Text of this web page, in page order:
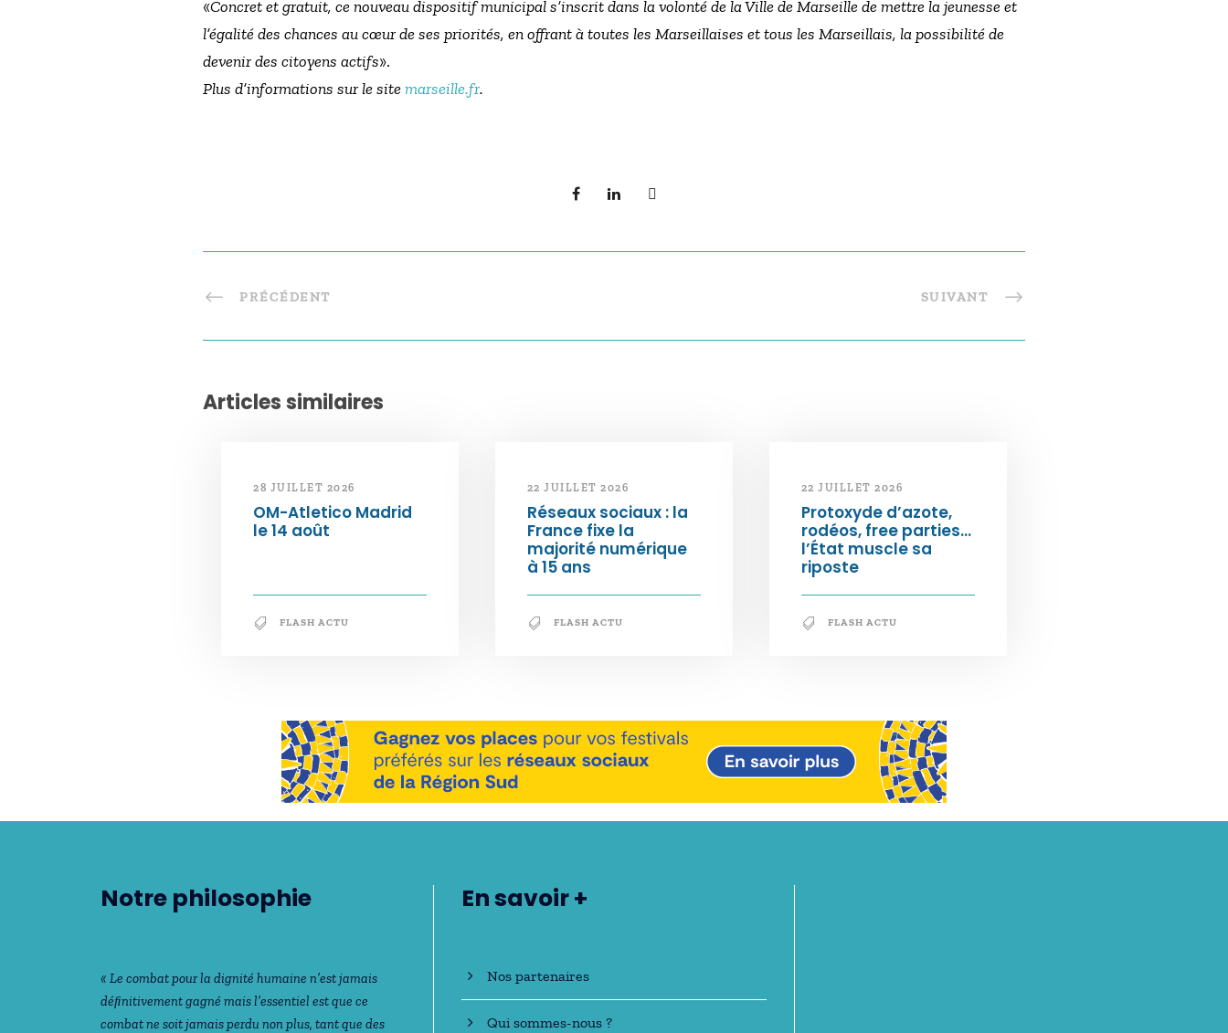
«Concret et gratuit, ce nouveau dispositif municipal s’inscrit dans la volonté de la Ville de Marseille de mettre la jeunesse et
l’égalité des chances au cœur de ses priorités, en offrant à toutes les Marseillaises et tous les Marseillais, la possibilité de
devenir des citoyens actifs».
Plus d’informations sur le site marseille.fr.
PRÉCÉDENT SUIVANT
Articles similaires
28 JUILLET 2026
OM-Atletico Madrid
le 14 août
FLASH ACTU
22 JUILLET 2026
Réseaux sociaux : la
France fixe la
majorité numérique
à 15 ans
FLASH ACTU
22 JUILLET 2026
Protoxyde d’azote,
rodéos, free parties…
l’État muscle sa
riposte
FLASH ACTU
Notre philosophie
« Le combat pour la dignité humaine n’est jamais
déﬁnitivement gagné mais l’essentiel est que ce
combat ne soit jamais perdu non plus, tant que des
En savoir +
Nos partenaires
Qui sommes-nous ?